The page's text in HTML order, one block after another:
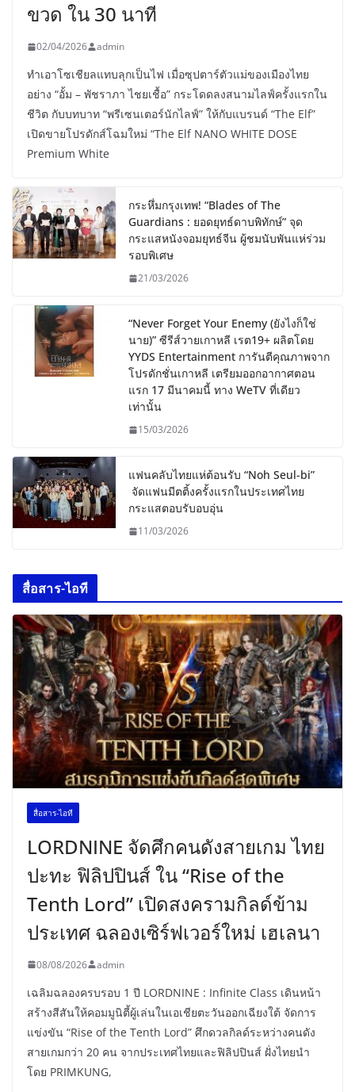
ขวด ใน 30 นาที
02/04/2026 admin
ทำเอาโซเชียลแทบลุกเป็นไฟ เมื่อซุปตาร์ตัวแม่ของเมืองไทย
อย่าง “อั้ม – พัชราภา ไชยเชื้อ” กระโดดลงสนามไลฟ์ครั้งแรกใน
ชีวิต กับบทบาท “พรีเซนเตอร์นักไลฟ์” ให้กับแบรนด์ “The Elf”
เปิดขายโปรดักส์โฉมใหม่ “The Elf NANO WHITE DOSE
Premium White
กระหึ่มกรุงเทพ! “Blades of The
Guardians : ยอดยุทธ์ดาบพิทักษ์” จุด
กระแสหนังจอมยุทธ์จีน ผู้ชมนับพันแห่ร่วม
รอบพิเศษ
21/03/2026
“Never Forget Your Enemy (ยังไงก็ใช่
นาย)” ซีรีส์วายเกาหลี เรต19+ ผลิตโดย
YYDS Entertainment การันตีคุณภาพจาก
โปรดักชั่นเกาหลี เตรียมออกอากาศตอน
แรก 17 มีนาคมนี้ ทาง WeTV ที่เดียว
เท่านั้น
15/03/2026
แฟนคลับไทยแห่ต้อนรับ “Noh Seul-bi”
จัดแฟนมีตติ้งครั้งแรกในประเทศไทย
กระแสตอบรับอบอุ่น
11/03/2026
สื่อสาร-ไอที
สื่อสาร-ไอที
LORDNINE จัดศึกคนดังสายเกม ไทย
ปะทะ ฟิลิปปินส์ ใน “Rise of the
Tenth Lord” เปิดสงครามกิลด์ข้าม
ประเทศ ฉลองเซิร์ฟเวอร์ใหม่ เฮเลนา
08/08/2026 admin
เฉลิมฉลองครบรอบ 1 ปี LORDNINE : Infinite Class เดินหน้า
สร้างสีสันให้คอมมูนิตี้ผู้เล่นในเอเชียตะวันออกเฉียงใต้ จัดการ
แข่งขัน “Rise of the Tenth Lord” ศึกดวลกิลด์ระหว่างคนดัง
สายเกมกว่า 20 คน จากประเทศไทยและฟิลิปปินส์ ฝั่งไทยนำ
โดย PRIMKUNG,